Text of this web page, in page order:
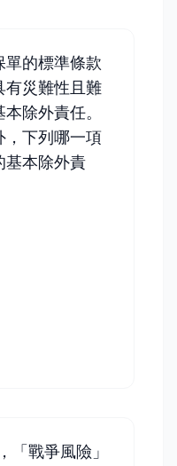
單的標準條款
有災難性且難
除外責任。
，下列哪一項
基本除外責
「戰爭風險」